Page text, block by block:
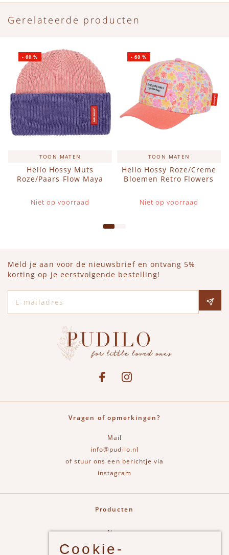
Gerelateerde producten
TOON MATEN
Hello Hossy Muts
Roze/Paars Flow Maya
Niet op voorraad
-60 %
TOON MATEN
Hello Hossy Roze/Creme
Bloemen Retro Flowers
Niet op voorraad
-60 %
Meld je aan voor de nieuwsbrief en ontvang 5%
korting op je eerstvolgende bestelling!
See our FacebookBekijk onze Instagram pagina
Vragen of opmerkingen?
Mail
info@pudilo.nl
of stuur ons een berichtje via
instagram
Producten
New
Jongens
Cookie-